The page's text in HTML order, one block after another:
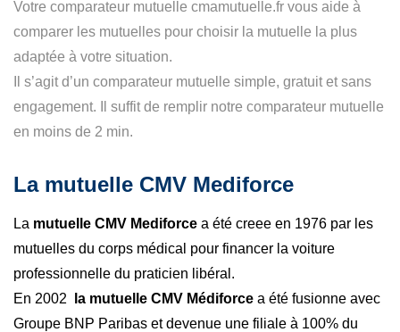
Votre comparateur mutuelle cmamutuelle.fr vous aide à
comparer les mutuelles pour choisir la mutuelle la plus
adaptée à votre situation.
Il s’agit d’un comparateur mutuelle simple, gratuit et sans
engagement. Il suffit de remplir notre comparateur mutuelle
en moins de 2 min.
La mutuelle CMV Mediforce
La mutuelle CMV Mediforce a été creee en 1976 par les
mutuelles du corps médical pour financer la voiture
professionnelle du praticien libéral.
En 2002
la mutuelle CMV Médiforce a été fusionne avec
Groupe BNP Paribas et devenue une filiale à 100% du